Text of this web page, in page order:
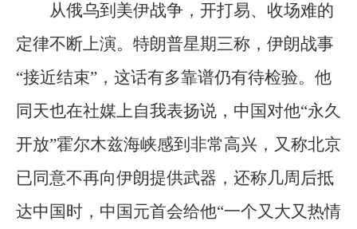
从俄乌到美伊战争，开打易、收场难的
定律不断上演。特朗普星期三称，伊朗战事
“接近结束”，这话有多靠谱仍有待检验。他
同天也在社媒上自我表扬说，中国对他“永久
开放”霍尔木兹海峡感到非常高兴，又称北京
已同意不再向伊朗提供武器，还称几周后抵
达中国时，中国元首会给他“一个又大又热情